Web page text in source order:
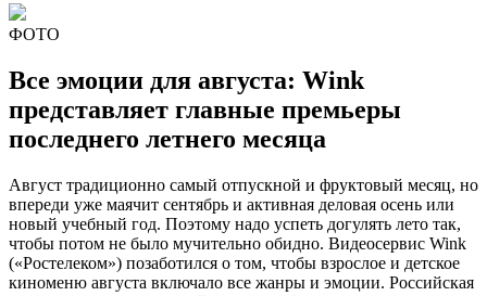
ФОТО
Все эмоции для августа: Wink
представляет главные премьеры
последнего летнего месяца
Август традиционно самый отпускной и фруктовый месяц, но
впереди уже маячит сентябрь и активная деловая осень или
новый учебный год. Поэтому надо успеть догулять лето так,
чтобы потом не было мучительно обидно. Видеосервис Wink
(«Ростелеком») позаботился о том, чтобы взрослое и детское
киноменю августа включало все жанры и эмоции. Российская